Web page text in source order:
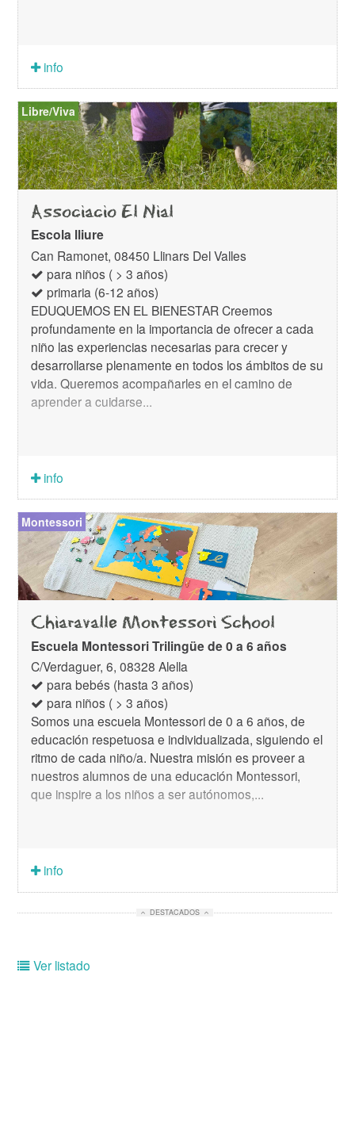
info
Libre/Viva
Associacio El Nial
Escola lliure
Can Ramonet, 08450 Llinars Del Valles
para niños ( > 3 años)
primaria (6-12 años)
EDUQUEMOS EN EL BIENESTAR Creemos
profundamente en la importancia de ofrecer a cada
niño las experiencias necesarias para crecer y
desarrollarse plenamente en todos los ámbitos de su
vida. Queremos acompañarles en el camino de
aprender a cuidarse...
info
Montessori
Chiaravalle Montessori School
Escuela Montessori Trilingüe de 0 a 6 años
C/Verdaguer, 6, 08328 Alella
para bebés (hasta 3 años)
para niños ( > 3 años)
Somos una escuela Montessori de 0 a 6 años, de
educación respetuosa e individualizada, siguiendo el
ritmo de cada niño/a. Nuestra misión es proveer a
nuestros alumnos de una educación Montessori,
que inspire a los niños a ser autónomos,...
info
DESTACADOS
Ver listado